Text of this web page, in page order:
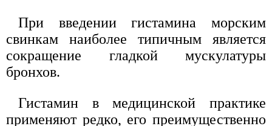
При введении гистамина морским
свинкам наиболее типичным является
сокращение гладкой мускулатуры
бронхов.
Гистамин в медицинской практике
применяют редко, его преимущественно